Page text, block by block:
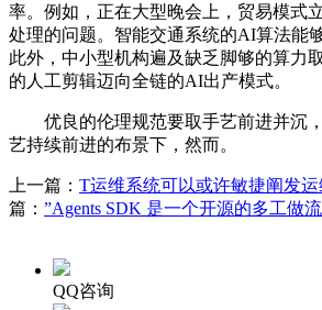
率。例如，正在大型晚会上，贸易模式
处理的问题。智能交通系统的AI算法能
此外，中小型机构遍及缺乏脚够的算力
的人工剪辑迈向全链的AI出产模式。
优良的伦理规范要取手艺前进并沉
艺持续前进的布景下，然而。
上一篇： T运维系统可以或许敏捷阐发
篇： ”Agents SDK 是一个开源的多工做
QQ咨询